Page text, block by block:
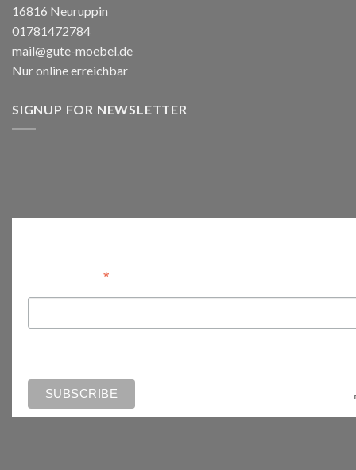
16816 Neuruppin
01781472784
mail@gute-moebel.de
Nur online erreichbar
SIGNUP FOR NEWSLETTER
*